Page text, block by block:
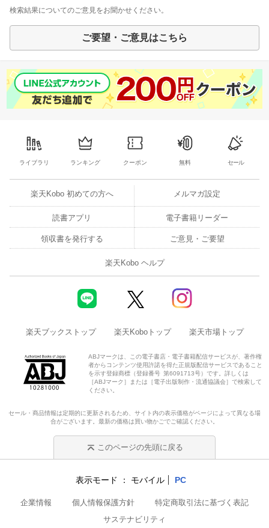
検索結果についてのご意見をお聞かせください。
ご要望・ご意見はこちら
ライブラリ ランキング クーポン 無料 セール
楽天Kobo 初めての方へ メルマガ設定
読書アプリ 電子書籍リーダー
領収書を発行する ご意見・ご要望
楽天Kobo ヘルプ
楽天ブックストップ 楽天Koboトップ 楽天市場トップ
ABJマークは、この電子書店・電子書籍配信サービスが、著作権
者からコンテンツ使用許諾を得た正規版配信サービスであること
を示す登録商標（登録番号 第6091713号）です。詳しくは
［ABJマーク］または［電子出版制作・流通協議会］で検索して
ください。
セール・商品情報は定期的に更新されるため、サイト内の表示価格がページによって異なる場
合がございます。最新の価格は買い物かごでご確認ください。
このページの先頭に戻る
表示モード モバイル PC
企業情報 個人情報保護方針
特定商取引法に基づく表記
サステナビリティ